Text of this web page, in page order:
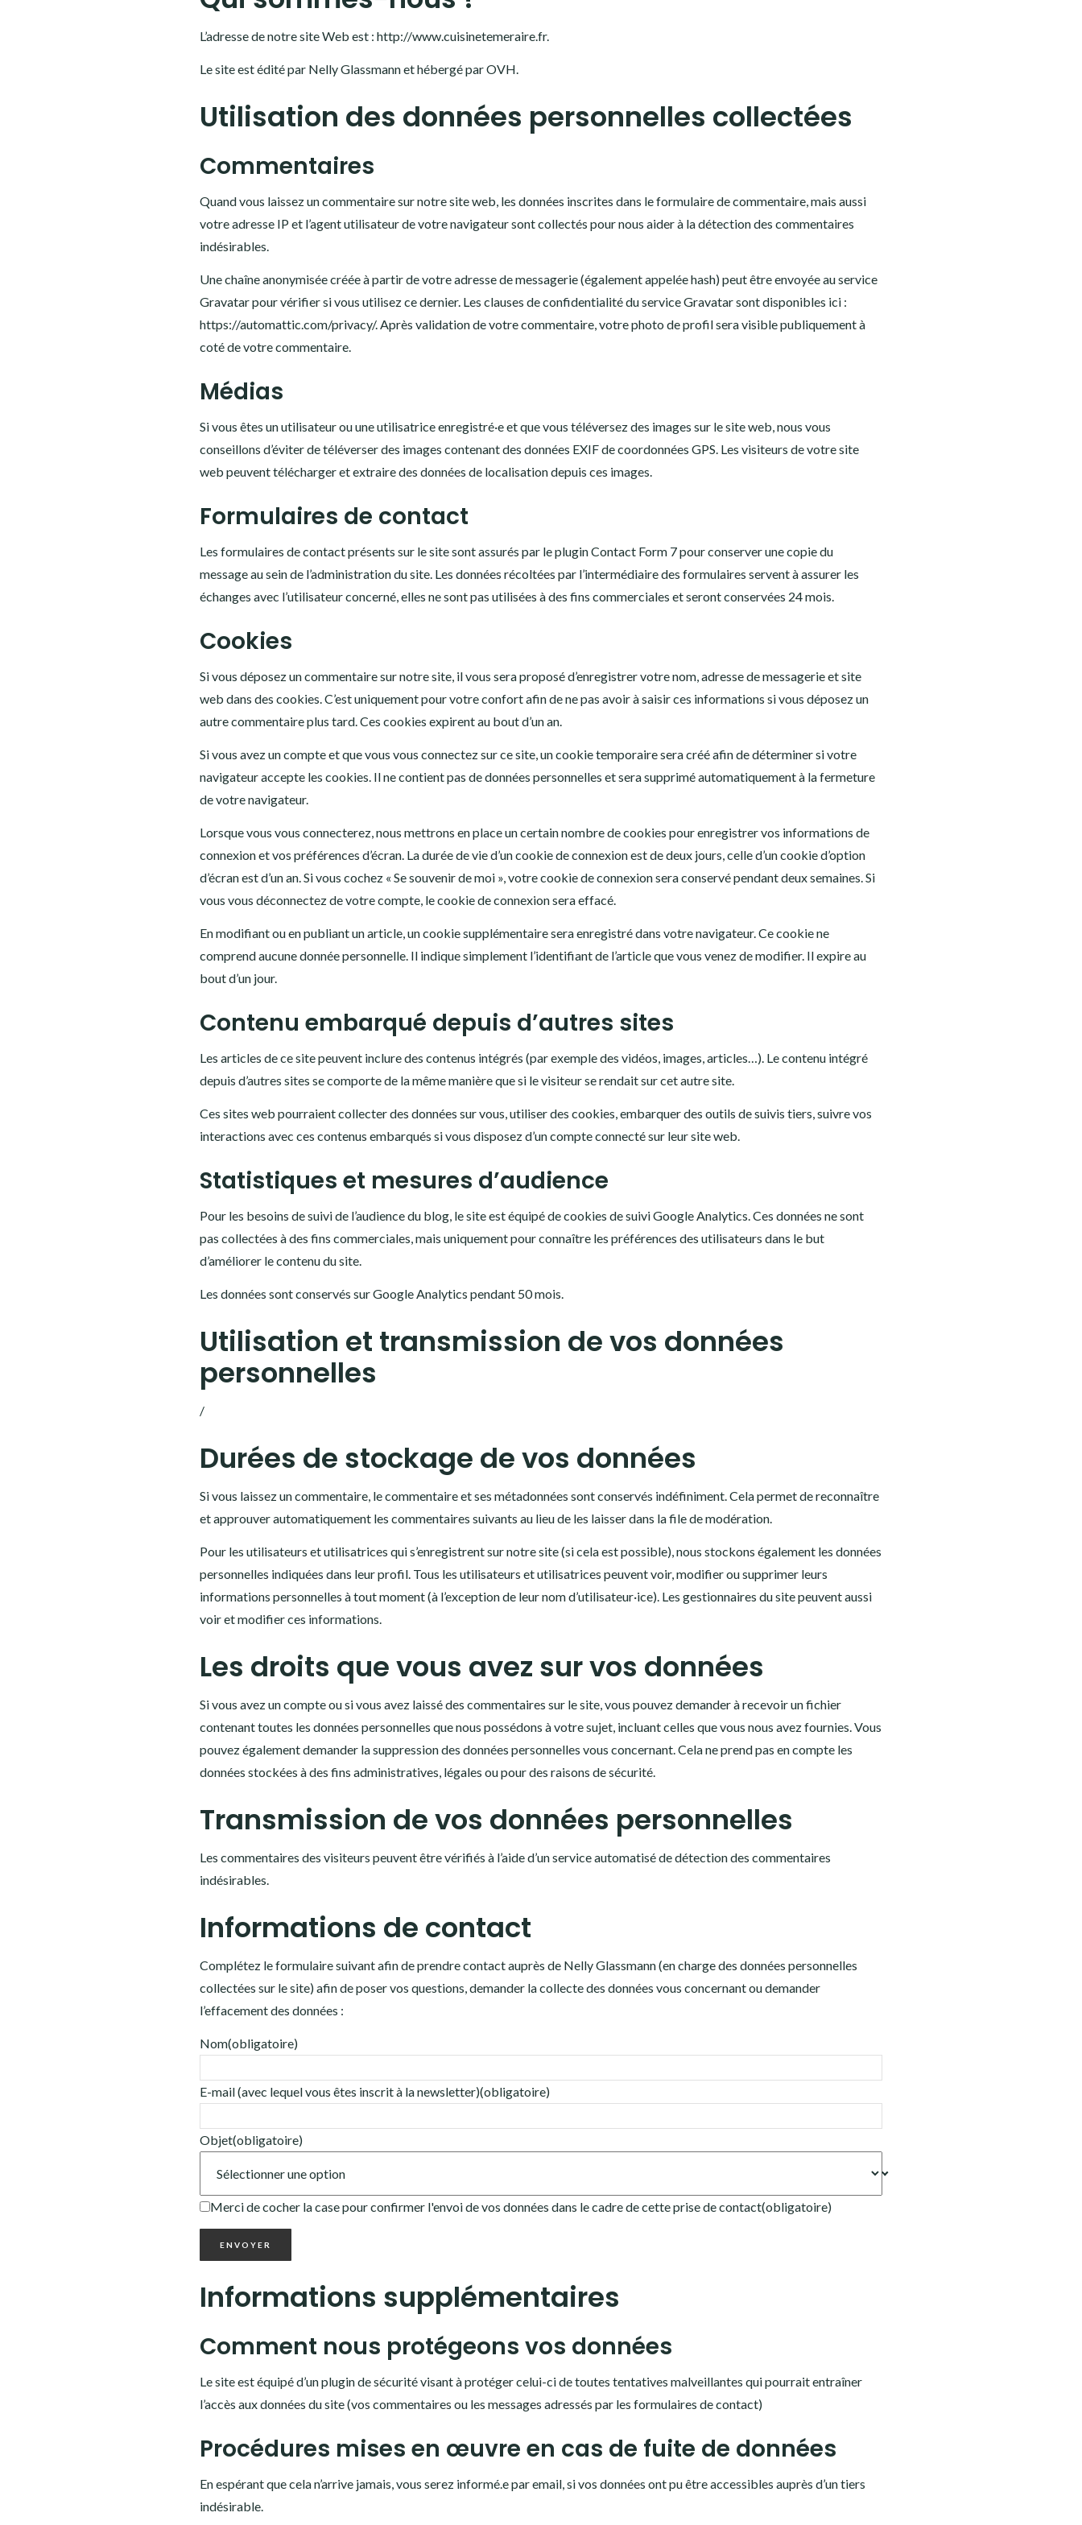
L’adresse de notre site Web est : http://www.cuisinetemeraire.fr.
Le site est édité par Nelly Glassmann et hébergé par OVH.
Utilisation des données personnelles collectées
Commentaires
Quand vous laissez un commentaire sur notre site web, les données inscrites dans le formulaire de commentaire, mais aussi
votre adresse IP et l’agent utilisateur de votre navigateur sont collectés pour nous aider à la détection des commentaires
indésirables.
Une chaîne anonymisée créée à partir de votre adresse de messagerie (également appelée hash) peut être envoyée au service
Gravatar pour vérifier si vous utilisez ce dernier. Les clauses de confidentialité du service Gravatar sont disponibles ici :
https://automattic.com/privacy/. Après validation de votre commentaire, votre photo de profil sera visible publiquement à
coté de votre commentaire.
Médias
Si vous êtes un utilisateur ou une utilisatrice enregistré·e et que vous téléversez des images sur le site web, nous vous
conseillons d’éviter de téléverser des images contenant des données EXIF de coordonnées GPS. Les visiteurs de votre site
web peuvent télécharger et extraire des données de localisation depuis ces images.
Formulaires de contact
Les formulaires de contact présents sur le site sont assurés par le plugin Contact Form 7 pour conserver une copie du
message au sein de l’administration du site. Les données récoltées par l’intermédiaire des formulaires servent à assurer les
échanges avec l’utilisateur concerné, elles ne sont pas utilisées à des fins commerciales et seront conservées 24 mois.
Cookies
Si vous déposez un commentaire sur notre site, il vous sera proposé d’enregistrer votre nom, adresse de messagerie et site
web dans des cookies. C’est uniquement pour votre confort afin de ne pas avoir à saisir ces informations si vous déposez un
autre commentaire plus tard. Ces cookies expirent au bout d’un an.
Si vous avez un compte et que vous vous connectez sur ce site, un cookie temporaire sera créé afin de déterminer si votre
navigateur accepte les cookies. Il ne contient pas de données personnelles et sera supprimé automatiquement à la fermeture
de votre navigateur.
Lorsque vous vous connecterez, nous mettrons en place un certain nombre de cookies pour enregistrer vos informations de
connexion et vos préférences d’écran. La durée de vie d’un cookie de connexion est de deux jours, celle d’un cookie d’option
d’écran est d’un an. Si vous cochez « Se souvenir de moi », votre cookie de connexion sera conservé pendant deux semaines. Si
vous vous déconnectez de votre compte, le cookie de connexion sera effacé.
En modifiant ou en publiant un article, un cookie supplémentaire sera enregistré dans votre navigateur. Ce cookie ne
comprend aucune donnée personnelle. Il indique simplement l’identifiant de l’article que vous venez de modifier. Il expire au
bout d’un jour.
Contenu embarqué depuis d’autres sites
Les articles de ce site peuvent inclure des contenus intégrés (par exemple des vidéos, images, articles…). Le contenu intégré
depuis d’autres sites se comporte de la même manière que si le visiteur se rendait sur cet autre site.
Ces sites web pourraient collecter des données sur vous, utiliser des cookies, embarquer des outils de suivis tiers, suivre vos
interactions avec ces contenus embarqués si vous disposez d’un compte connecté sur leur site web.
Statistiques et mesures d’audience
Pour les besoins de suivi de l’audience du blog, le site est équipé de cookies de suivi Google Analytics. Ces données ne sont
pas collectées à des fins commerciales, mais uniquement pour connaître les préférences des utilisateurs dans le but
d’améliorer le contenu du site.
Les données sont conservés sur Google Analytics pendant 50 mois.
Utilisation et transmission de vos données
personnelles
/
Durées de stockage de vos données
Si vous laissez un commentaire, le commentaire et ses métadonnées sont conservés indéfiniment. Cela permet de reconnaître
et approuver automatiquement les commentaires suivants au lieu de les laisser dans la file de modération.
Pour les utilisateurs et utilisatrices qui s’enregistrent sur notre site (si cela est possible), nous stockons également les données
personnelles indiquées dans leur profil. Tous les utilisateurs et utilisatrices peuvent voir, modifier ou supprimer leurs
informations personnelles à tout moment (à l’exception de leur nom d’utilisateur·ice). Les gestionnaires du site peuvent aussi
voir et modifier ces informations.
Les droits que vous avez sur vos données
Si vous avez un compte ou si vous avez laissé des commentaires sur le site, vous pouvez demander à recevoir un fichier
contenant toutes les données personnelles que nous possédons à votre sujet, incluant celles que vous nous avez fournies. Vous
pouvez également demander la suppression des données personnelles vous concernant. Cela ne prend pas en compte les
données stockées à des fins administratives, légales ou pour des raisons de sécurité.
Transmission de vos données personnelles
Les commentaires des visiteurs peuvent être vérifiés à l’aide d’un service automatisé de détection des commentaires
indésirables.
Informations de contact
Complétez le formulaire suivant afin de prendre contact auprès de Nelly Glassmann (en charge des données personnelles
collectées sur le site) afin de poser vos questions, demander la collecte des données vous concernant ou demander
l’effacement des données :
Nom(obligatoire)
E-mail (avec lequel vous êtes inscrit à la newsletter)(obligatoire)
Objet(obligatoire)
Merci de cocher la case pour confirmer l'envoi de vos données dans le cadre de cette prise de contact(obligatoire)
ENVOYER
Informations supplémentaires
Comment nous protégeons vos données
Le site est équipé d’un plugin de sécurité visant à protéger celui-ci de toutes tentatives malveillantes qui pourrait entraîner
l’accès aux données du site (vos commentaires ou les messages adressés par les formulaires de contact)
Procédures mises en œuvre en cas de fuite de données
En espérant que cela n’arrive jamais, vous serez informé.e par email, si vos données ont pu être accessibles auprès d’un tiers
indésirable.